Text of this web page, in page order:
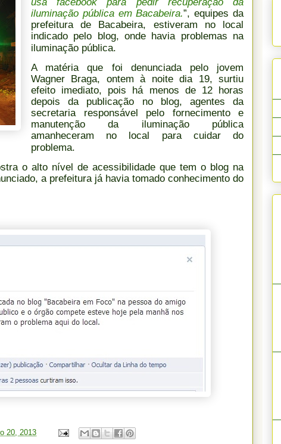
iluminação pública em Bacabeira.”, equipes da
prefeitura de Bacabeira, estiveram no local
indicado pelo blog, onde havia problemas na
iluminação pública.
A matéria que foi denunciada pelo jovem
Wagner Braga, ontem à noite dia 19, surtiu
efeito imediato, pois há menos de 12 horas
depois da publicação no blog, agentes da
secretaria responsável pelo fornecimento e
manutenção da iluminação pública
amanheceram no local para cuidar do
problema.
o alto nível de acessibilidade que tem o blog na
a prefeitura já havia tomado conhecimento do
20, 2013